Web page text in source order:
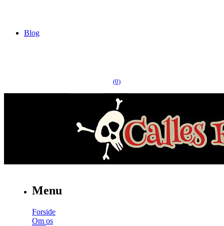
Blog
(0)
Menu
Forside
Om os